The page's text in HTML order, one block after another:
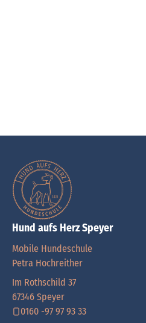
Hund aufs Herz Speyer
Mobile Hundeschule
Petra Hochreither
Im Rothschild 37
67346 Speyer
0160 -97 97 93 33